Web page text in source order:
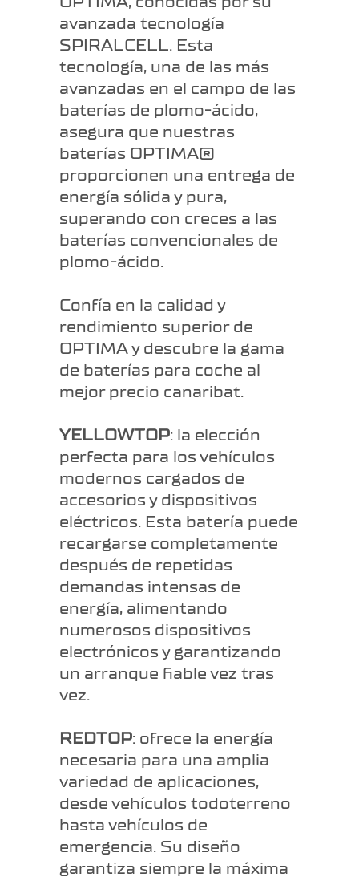
avanzada tecnología
SPIRALCELL. Esta
tecnología, una de las más
avanzadas en el campo de las
baterías de plomo-ácido,
asegura que nuestras
baterías OPTIMA®
proporcionen una entrega de
energía sólida y pura,
superando con creces a las
baterías convencionales de
plomo-ácido.
Confía en la calidad y
rendimiento superior de
OPTIMA y descubre la gama
de baterías para coche al
mejor precio canaribat.
YELLOWTOP: la elección
perfecta para los vehículos
modernos cargados de
accesorios y dispositivos
eléctricos. Esta batería puede
recargarse completamente
después de repetidas
demandas intensas de
energía, alimentando
numerosos dispositivos
electrónicos y garantizando
un arranque fiable vez tras
vez.
REDTOP: ofrece la energía
necesaria para una amplia
variedad de aplicaciones,
desde vehículos todoterreno
hasta vehículos de
emergencia. Su diseño
garantiza siempre la máxima